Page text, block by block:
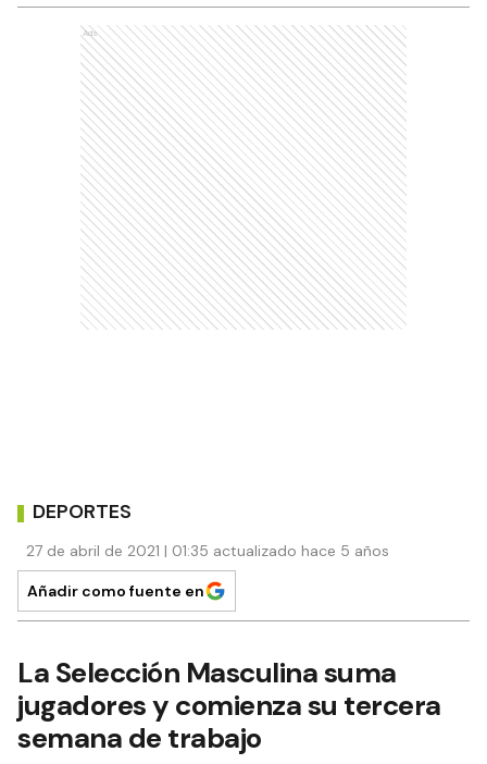
Ads
DEPORTES
27 de abril de 2021 | 01:35 actualizado hace 5 años
Añadir como fuente en
La Selección Masculina suma
jugadores y comienza su tercera
semana de trabajo